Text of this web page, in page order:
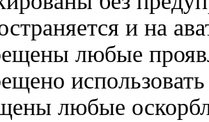
и на
любые
любые